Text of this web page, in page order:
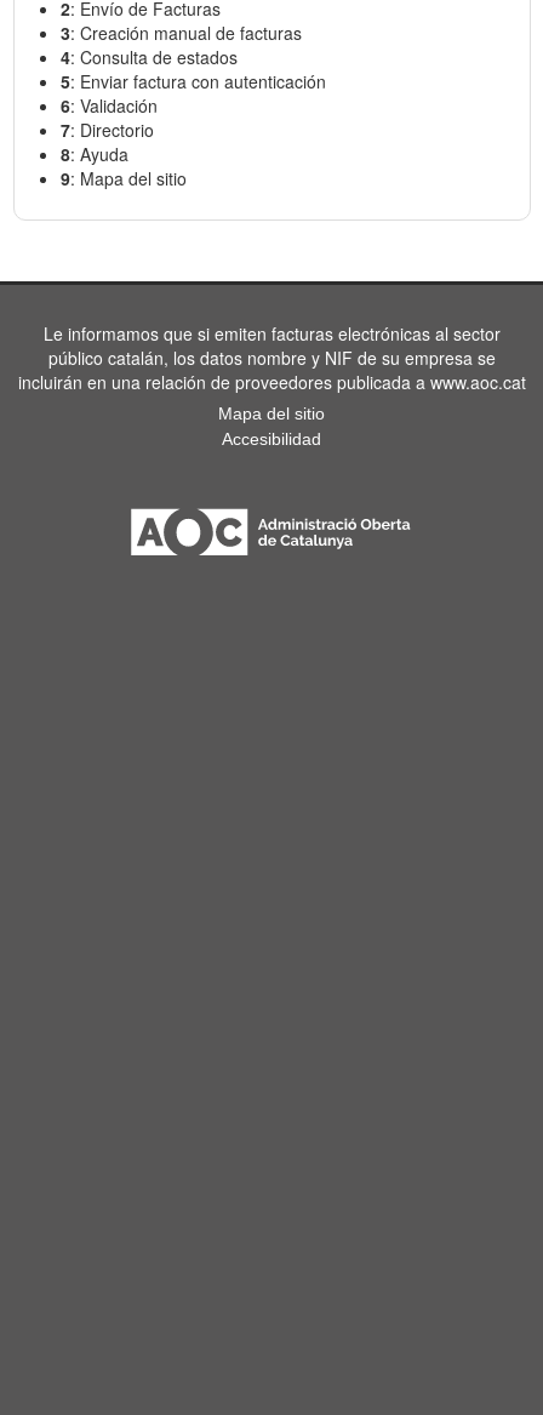
2: Envío de Facturas
3: Creación manual de facturas
4: Consulta de estados
5: Enviar factura con autenticación
6: Validación
7: Directorio
8: Ayuda
9: Mapa del sitio
Le informamos que si emiten facturas electrónicas al sector
público catalán, los datos nombre y NIF de su empresa se
incluirán en una relación de proveedores publicada a www.aoc.cat
Mapa del sitio
Accesibilidad